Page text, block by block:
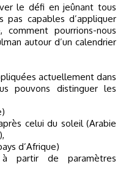
capables d’appliquer
pourrions-nous
autour d’un calendrier
actuellement dans
pouvons distinguer les
celui du soleil (Arabie
d’Afrique)
à partir de paramètres